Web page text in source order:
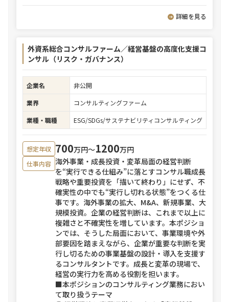
詳細を見る
外資系総合コンサルファーム／経営基盤の高度化支援コ
ンサル（リスク・ガバナンス）
企業名
非公開
業界
コンサルティングファーム
業種・職種
ESG/SDGs/サステナビリティコンサルティング
想定年収 700万円〜1200万円
仕事内容 海外事業・成長投資・変革局面の経営判断
を“実行できる仕組み”に落とすコンサル職成長
戦略や重要投資を「描いて終わり」にせず、不
確実性の中でも“実行し切れる状態”をつくる仕
事です。海外事業の拡大、M&A、新規事業、大
規模投資。企業の経営判断は、これまで以上に
複雑さと不確実性を増しています。本ポジショ
ンでは、そうした局面において、事業環境や外
部要因を踏まえながら、企業が重要な判断を実
行し切るための事業基盤の設計・導入を支援す
るコンサルタントです。成長と変革の現場で、
経営の実行力を高める役割を担います。
■本ポジションのコンサルティング業務におい
て取り扱うテーマ